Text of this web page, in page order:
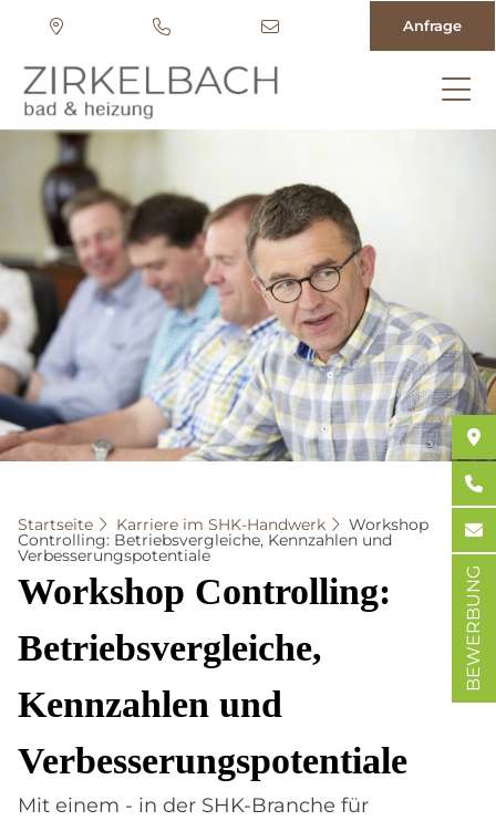
Direkt
Anfrage
Startseite Karriere im SHK-Handwerk Workshop
Controlling: Betriebsvergleiche, Kennzahlen und
Verbesserungspotentiale
Work­s­hop Con­trol­ling:
Be­triebs­ver­gleiche,
Kenn­zah­len und
Ver­bes­se­rungs­po­ten­tia­le
Mit einem - in der SHK-Branche für
BEWERBUNG